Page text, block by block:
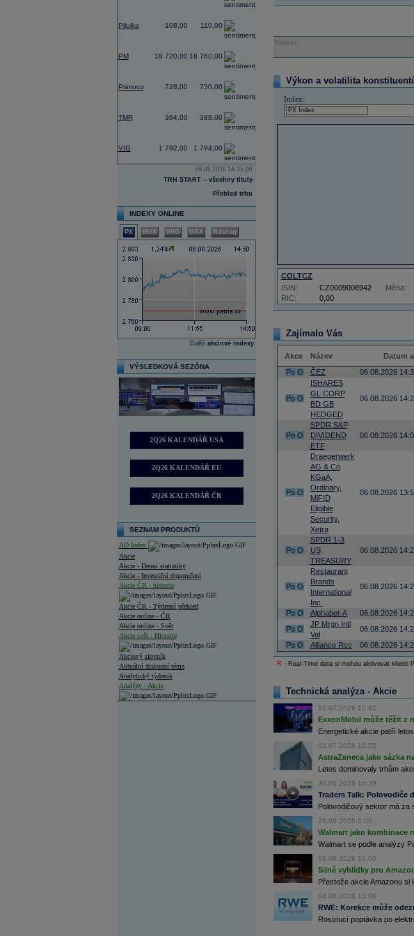
Pilulka 108,00 110,00
PM 18 720,00 18 760,00
Primoco 728,00 730,00
0,00
TMR 364,00 388,00
VIG 1 792,00 1 794,00
06.08.2026 14:35:00
TRH START – všechny tituly
Přehled trhu
INDEXY ONLINE
PX BUX WIG DAX Nasdaq
Další akciové indexy
VÝSLEDKOVÁ SEZÓNA
2Q26 KALENDÁŘ USA
2Q26 KALENDÁŘ EU
2Q26 KALENDÁŘ ČR
SEZNAM PRODUKTŮ
AD Index
Akcie
Akcie - Denní statistiky
Akcie - Investiční doporučení
Akcie ČR - historie
Akcie ČR - Týdenní přehled
Akcie online - ČR
Akcie online - Svět
Akcie svět - Historie
Akciový slovník
Aktuální diskusní téma
Analytický týdeník
Analýzy - Akcie
Reklama
Výkon a volatilita
Index:
COLTCZ
RIC: 0,00
ISIN: CZ0009008942 Měna:
Zajímalo Vás
Akce Název Datum
Po O ČEZ 06.08.2026
Po O
ISHARES
GL CORP
BD GB
HEDGED
06.08.2026
Po O
SPDR S&P
DIVIDEND
ETF
06.08.2026
Po O
Draegerwerk
AG & Co
KGaA,
Ordinary,
MiFID
Eligible
Security,
Xetra
06.08.2026
Po O
SPDR 1-3
US
TREASURY
06.08.2026
Po O
Restaurant
Brands
International
Inc.
06.08.2026
Po O Alphabet-A 06.08.2026
Po O
JP Mrgn Intl
Val
06.08.2026
Po O Alliance Rsc 06.08.2026
R - Real-Time data si mohou aktivovat klienti
Technická analýza - Akcie
10.07.2026 10:41
ExxonMobil může těžit z
Energetické akcie patří
02.07.2026 10:55
AstraZeneca jako sázka
Letos dominovaly trhům
30.06.2026 16:39
Traders Talk: Polovodiče
Polovodičový sektor má za
26.06.2026 6:06
Walmart jako kombinace
Walmart se podle analýzy
18.06.2026 10:00
Silné vyhlídky pro
Přestože akcie Amazonu si
04.06.2026 13:06
RWE: Korekce může
Rostoucí poptávka po